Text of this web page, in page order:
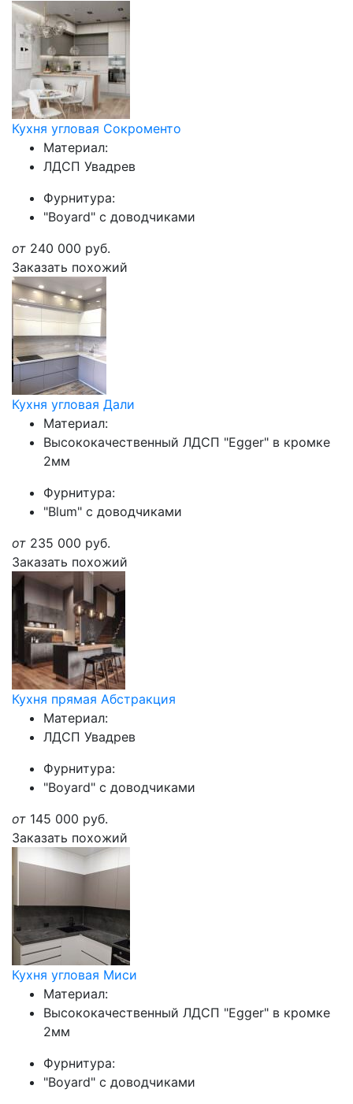
Кухня угловая Сокроменто
Материал:
ЛДСП Увадрев
Фурнитура:
"Boyard" с доводчиками
от 240 000 руб.
Заказать похожий
Кухня угловая Дали
Материал:
Высококачественный ЛДСП "Egger" в кромке
2мм
Фурнитура:
"Blum" с доводчиками
от 235 000 руб.
Заказать похожий
Кухня прямая Абстракция
Материал:
ЛДСП Увадрев
Фурнитура:
"Boyard" с доводчиками
от 145 000 руб.
Заказать похожий
Кухня угловая Миси
Материал:
Высококачественный ЛДСП "Egger" в кромке
2мм
Фурнитура:
"Boyard" с доводчиками